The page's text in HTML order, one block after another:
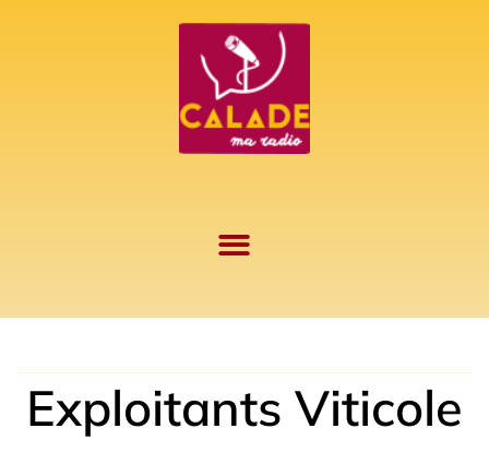
Exploitants Viticole